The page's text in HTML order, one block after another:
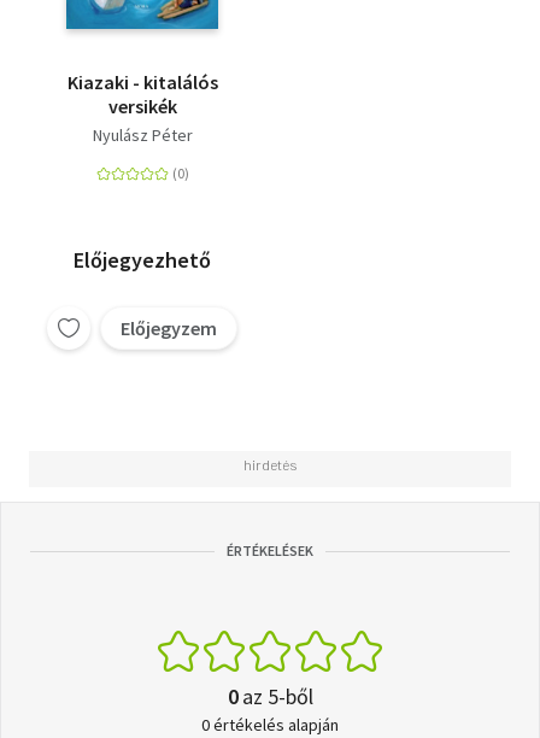
Kiazaki - kitalálós
versikék
Nyulász Péter
Előjegyezhető
Előjegyzem
ÉRTÉKELÉSEK
0az 5-ből
0 értékelés alapján